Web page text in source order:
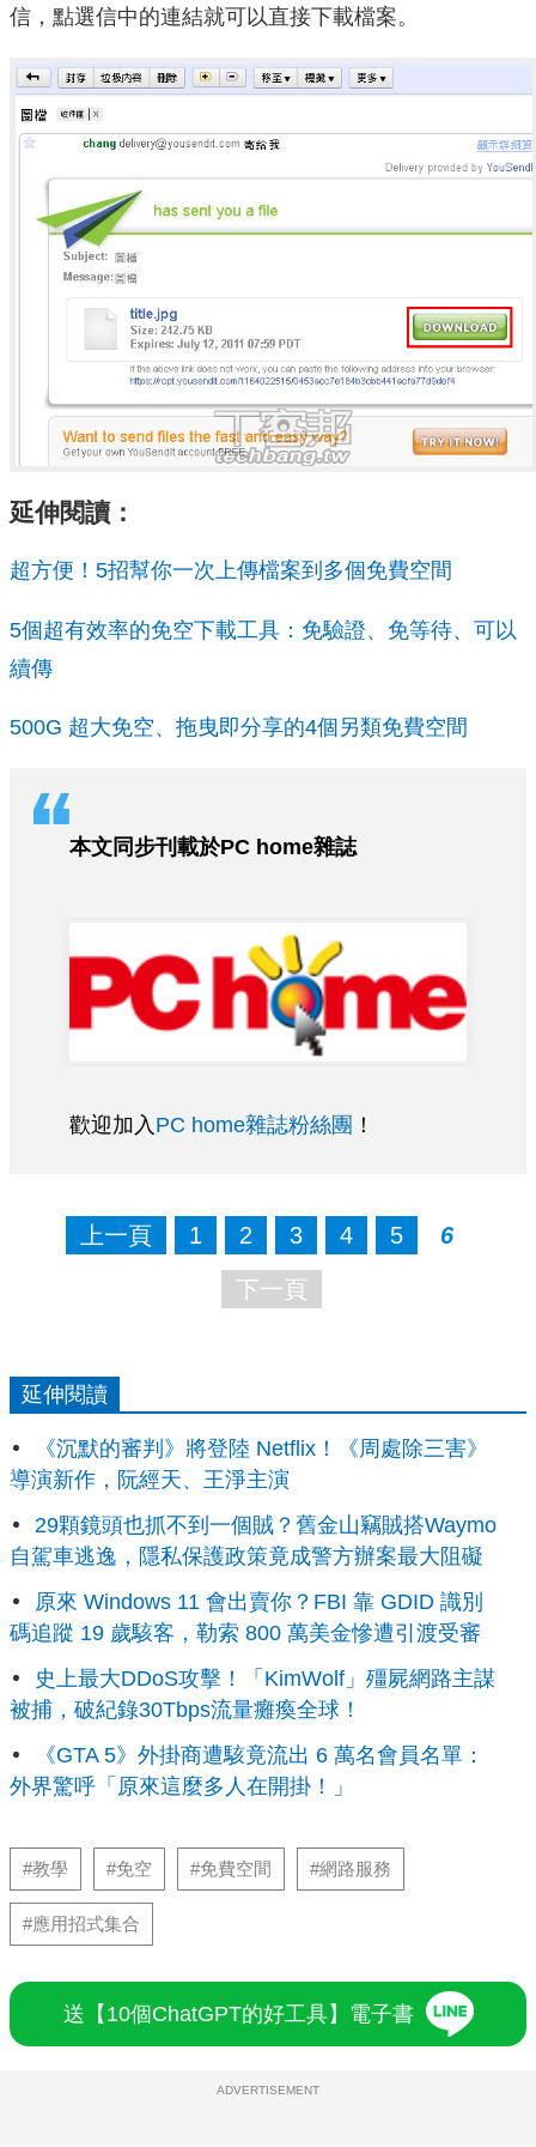
信，點選信中的連結就可以直接下載檔案。
延伸閱讀：
超方便！5招幫你一次上傳檔案到多個免費空間
5個超有效率的免空下載工具：免驗證、免等待、可以
續傳
500G 超大免空、拖曳即分享的4個另類免費空間
本文同步刊載於PC home雜誌
歡迎加入 PC home雜誌粉絲團 ！
上一頁 1 2 3 4 5 6
下一頁
延伸閱讀
《沉默的審判》將登陸 Netflix！《周處除三害》
導演新作，阮經天、王淨主演
29顆鏡頭也抓不到一個賊？舊金山竊賊搭Waymo
自駕車逃逸，隱私保護政策竟成警方辦案最大阻礙
原來 Windows 11 會出賣你？FBI 靠 GDID 識別
碼追蹤 19 歲駭客，勒索 800 萬美金慘遭引渡受審
史上最大DDoS攻擊！「KimWolf」殭屍網路主謀
被捕，破紀錄30Tbps流量癱瘓全球！
《GTA 5》外掛商遭駭竟流出 6 萬名會員名單：
外界驚呼「原來這麼多人在開掛！」
#教學 #免空 #免費空間 #網路服務
#應用招式集合
送【10個ChatGPT的好工具】電子書
ADVERTISEMENT